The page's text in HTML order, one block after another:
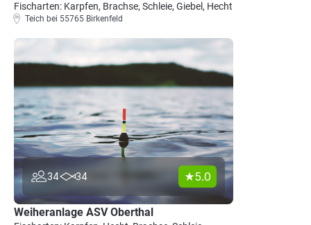
Fischarten: Karpfen, Brachse, Schleie, Giebel, Hecht
Teich bei 55765 Birkenfeld
34 34 5.0
Weiheranlage ASV Oberthal